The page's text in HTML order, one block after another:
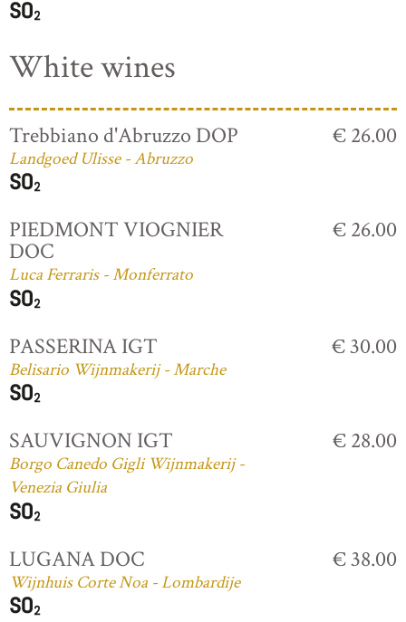
White wines
Trebbiano d'Abruzzo DOP
Landgoed Ulisse - Abruzzo
€ 26.00
PIEDMONT VIOGNIER
DOC
Luca Ferraris - Monferrato
€ 26.00
PASSERINA IGT
Belisario Wijnmakerij - Marche
€ 30.00
SAUVIGNON IGT
Borgo Canedo Gigli Wijnmakerij -
Venezia Giulia
€ 28.00
LUGANA DOC
Wijnhuis Corte Noa - Lombardije
€ 38.00